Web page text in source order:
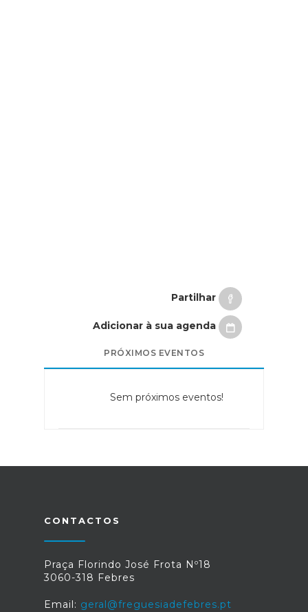
Partilhar
Adicionar à sua agenda
PRÓXIMOS EVENTOS
Sem próximos eventos!
CONTACTOS
Praça Florindo José Frota Nº18
3060-318 Febres
Email: geral@freguesiadefebres.pt